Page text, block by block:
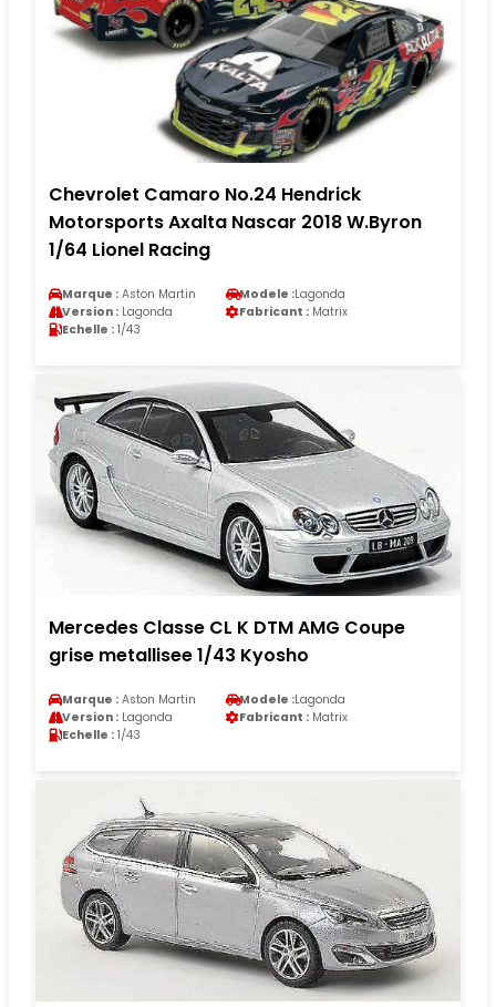
Chevrolet Camaro No.24 Hendrick
Motorsports Axalta Nascar 2018 W.Byron
1/64 Lionel Racing
Marque : Aston Martin Modele :Lagonda
Version : Lagonda Fabricant : Matrix
Echelle : 1/43
Mercedes Classe CL K DTM AMG Coupe
grise metallisee 1/43 Kyosho
Marque : Aston Martin Modele :Lagonda
Version : Lagonda Fabricant : Matrix
Echelle : 1/43